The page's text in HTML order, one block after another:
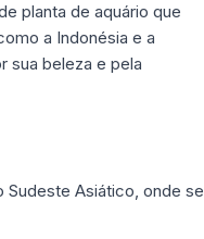
planta de aquário que
a Indonésia e a
sua beleza e pela
Asiático, onde se